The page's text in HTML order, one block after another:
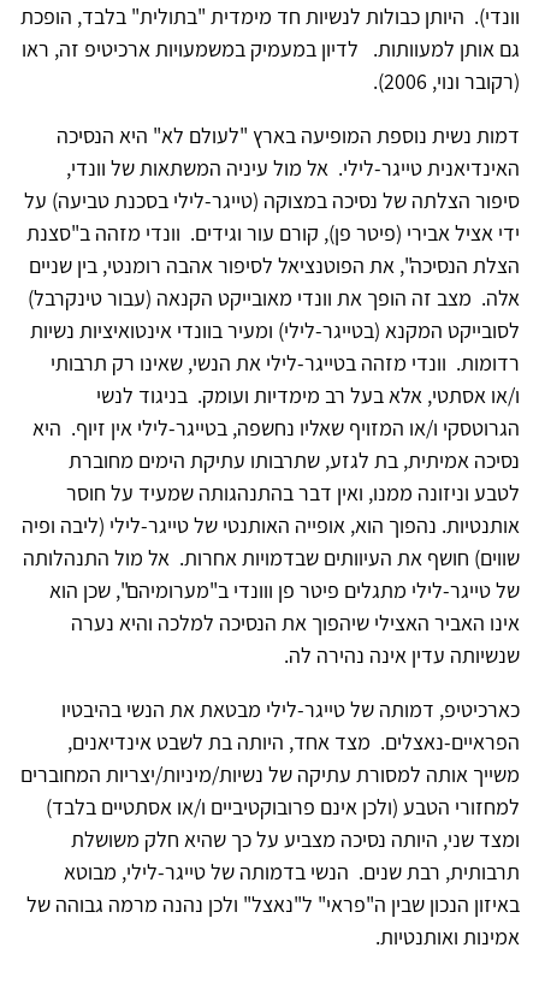
וונדי). היותן כבולות לנשיות חד מימדית "בתולית" בלבד, הופכת
גם אותן למעוותות. לדיון במעמיק במשמעויות ארכיטיפ זה, ראו
(רקובר ונוי, 2006).
דמות נשית נוספת המופיעה בארץ "לעולם לא" היא הנסיכה
האינדיאנית טייגר-לילי. אל מול עיניה המשתאות של וונדי,
סיפור הצלתה של נסיכה במצוקה (טייגר-לילי בסכנת טביעה) על
ידי אציל אבירי (פיטר פן), קורם עור וגידים. וונדי מזהה ב"סצנת
הצלת הנסיכה", את הפוטנציאל לסיפור אהבה רומנטי, בין שניים
אלה. מצב זה הופך את וונדי מאובייקט הקנאה (עבור טינקרבל)
לסובייקט המקנא (בטייגר-לילי) ומעיר בוונדי אינטואיציות נשיות
רדומות. וונדי מזהה בטייגר-לילי את הנשי, שאינו רק תרבותי
ו/או אסתטי, אלא בעל רב מימדיות ועומק. בניגוד לנשי
הגרוטסקי ו/או המזויף שאליו נחשפה, בטייגר-לילי אין זיוף. היא
נסיכה אמיתית, בת לגזע, שתרבותו עתיקת הימים מחוברת
לטבע וניזונה ממנו, ואין דבר בהתנהגותה שמעיד על חוסר
אותנטיות. נהפוך הוא, אופייה האותנטי של טייגר-לילי (ליבה ופיה
שווים) חושף את העיוותים שבדמויות אחרות. אל מול התנהלותה
של טייגר-לילי מתגלים פיטר פן ווונדי ב"מערומיהם", שכן הוא
אינו האביר האצילי שיהפוך את הנסיכה למלכה והיא נערה
שנשיותה עדין אינה נהירה לה.
כארכיטיפ, דמותה של טייגר-לילי מבטאת את הנשי בהיבטיו
הפראיים-נאצלים. מצד אחד, היותה בת לשבט אינדיאנים,
משייך אותה למסורת עתיקה של נשיות/מיניות/יצריות המחוברים
למחזורי הטבע (ולכן אינם פרובוקטיביים ו/או אסתטיים בלבד)
ומצד שני, היותה נסיכה מצביע על כך שהיא חלק משושלת
תרבותית, רבת שנים. הנשי בדמותה של טייגר-לילי, מבוטא
באיזון הנכון שבין ה"פראי" ל"נאצל" ולכן נהנה מרמה גבוהה של
אמינות ואותנטיות.